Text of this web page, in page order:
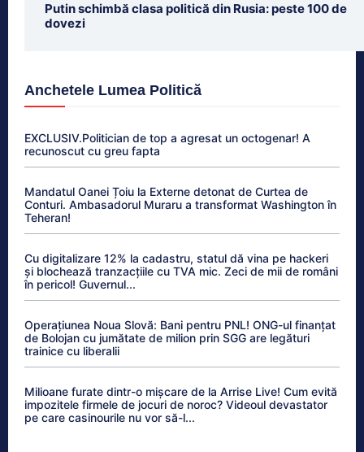
Putin schimbă clasa politică din Rusia: peste 100 de
dovezi
Anchetele Lumea Politică
EXCLUSIV.Politician de top a agresat un octogenar! A
recunoscut cu greu fapta
Mandatul Oanei Țoiu la Externe detonat de Curtea de
Conturi. Ambasadorul Muraru a transformat Washington în
Teheran!
Cu digitalizare 12% la cadastru, statul dă vina pe hackeri
și blochează tranzacțiile cu TVA mic. Zeci de mii de români
în pericol! Guvernul...
Operațiunea Noua Slovă: Bani pentru PNL! ONG-ul finanțat
de Bolojan cu jumătate de milion prin SGG are legături
trainice cu liberalii
Milioane furate dintr-o mișcare de la Arrise Live! Cum evită
impozitele firmele de jocuri de noroc? Videoul devastator
pe care casinourile nu vor să-l...